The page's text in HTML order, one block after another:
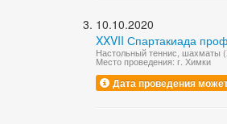
10.10.2020
XXVII Спартакиада
Настольный теннис, шахматы
Место проведения: г. Химки
Дата проведения